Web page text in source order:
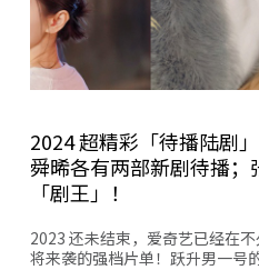
2024 超精彩「待播陆剧
舜晞各有两部新剧待播
「剧王」！
2023 还未结束，爱奇艺已经在
将来袭的强档片单！跃升男一号